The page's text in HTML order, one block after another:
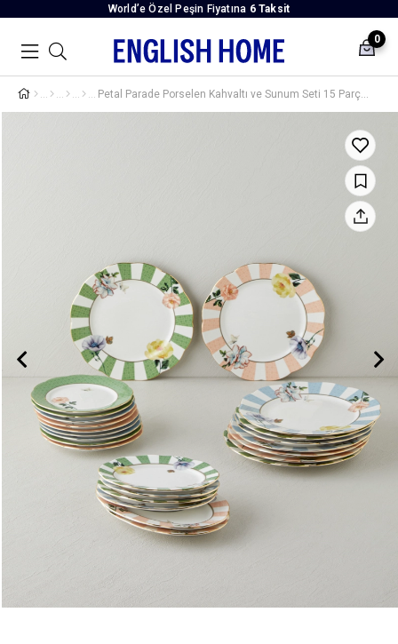
World’e Özel Peşin Fiyatına 6 Taksit
0
Petal Parade Porselen Kahvaltı ve Sunum Seti 15 Parça 6 Kişilik Renkli